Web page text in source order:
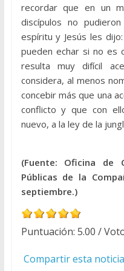
recordar que en un
discípulos no
espíritu y Jesús les
pueden echar si no es
resulta muy difícil
considera, al menos
concebir más que una
conflicto y que con
nuevo, a la ley de la
(Fuente: Oficina de
Públicas de la
septiembre.)
Puntuación: 5.00 /
Compartir esta noticia